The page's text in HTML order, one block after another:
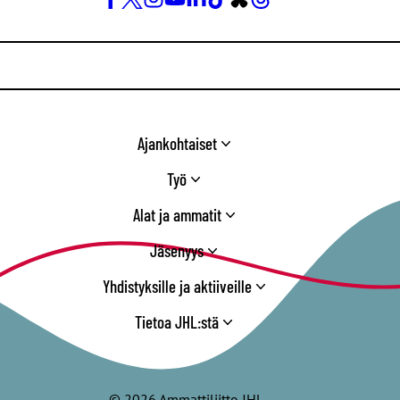
/
Ajankohtaiset
Työ
Alat ja ammatit
Jäsenyys
Yhdistyksille ja aktiiveille
Tietoa JHL:stä